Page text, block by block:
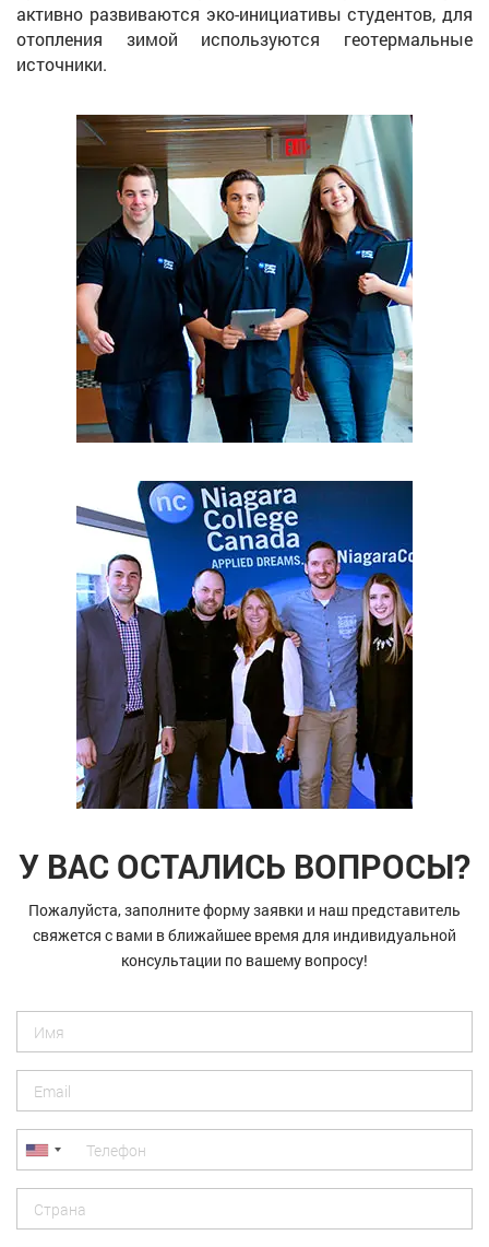
активно развиваются эко-инициативы студентов, для
отопления зимой используются геотермальные
источники.
У ВАС ОСТАЛИСЬ ВОПРОСЫ?
Пожалуйста, заполните форму заявки и наш представитель
свяжется с вами в ближайшее время для индивидуальной
консультации по вашему вопросу!